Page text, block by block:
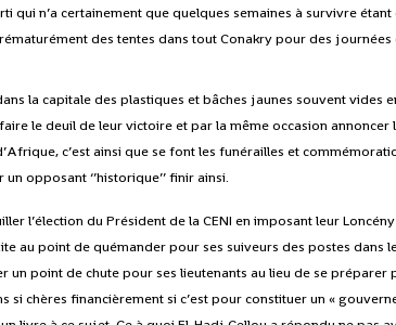
qui n’a certainement que quelques semaines à survivre
des tentes dans tout Conakry pour des journées
la capitale des plastiques et bâches jaunes souvent vides
le deuil de leur victoire et par la même occasion
c’est ainsi que se font les funérailles et
opposant ‘’historique’’ finir ainsi.
l’élection du Président de la CENI en imposant leur
au point de quémander pour ses suiveurs des postes dans
un point de chute pour ses lieutenants au lieu de se
si chères financièrement si c’est pour constituer un «